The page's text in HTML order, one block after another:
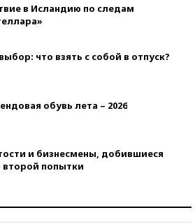
в Исландию по следам
что взять с собой в отпуск?
обувь лета – 2026
и бизнесмены, добившиеся
второй попытки